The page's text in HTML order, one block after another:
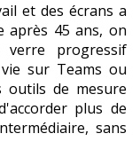
et des écrans a
après 45 ans, on
progressif
sur Teams ou
outils de mesure
plus de
sans